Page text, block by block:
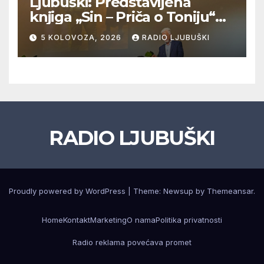
knjiga „Sin – Priča o Toniju“
dr. sc. Zdenka Hercega
5 KOLOVOZA, 2026 RADIO LJUBUŠKI
RADIO LJUBUŠKI
Proudly powered by WordPress Theme: Newsup by Themeansar.
HomeKontaktMarketingO namaPolitika privatnosti
Radio reklama povećava promet